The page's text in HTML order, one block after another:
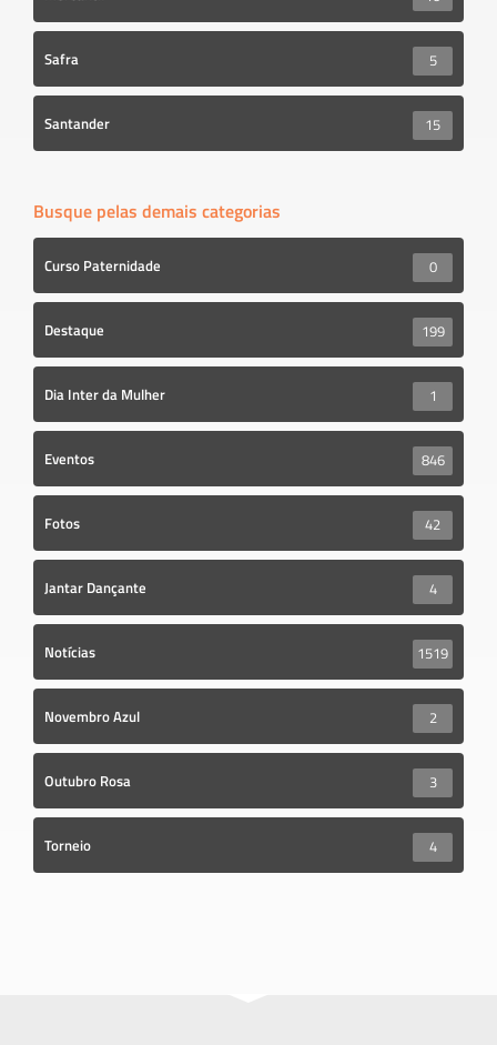
Safra 5
Santander 15
Busque pelas demais categorias
Curso Paternidade 0
Destaque 199
Dia Inter da Mulher 1
Eventos 846
Fotos 42
Jantar Dançante 4
Notícias 1519
Novembro Azul 2
Outubro Rosa 3
Torneio 4